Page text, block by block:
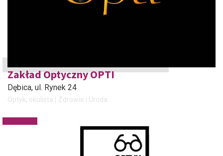
Zakład Optyczny OPTI
Dębica, ul. Rynek 24
Optyk, okulista Zdrowie i Uroda